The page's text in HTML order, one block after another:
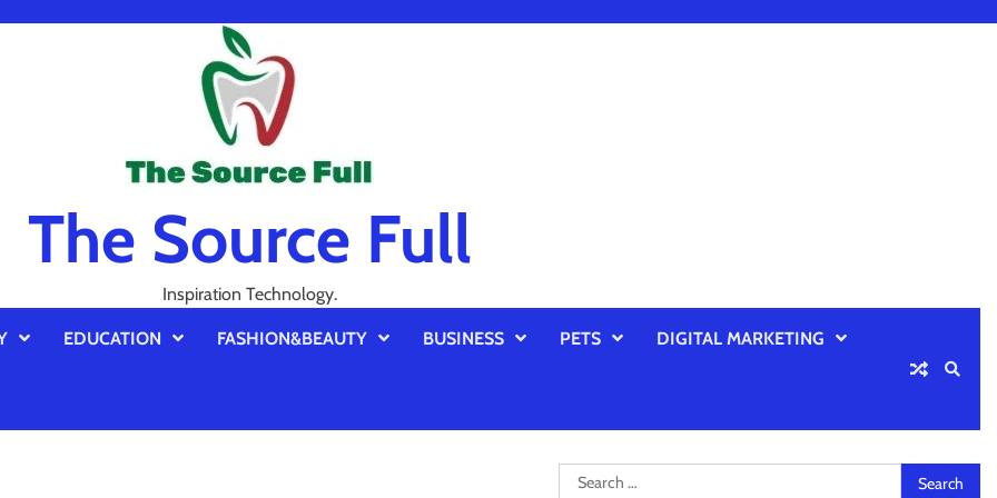
The Source Full
Inspiration Technology.
EDUCATION FASHION&BEAUTY BUSINESS PETS DIGITAL MARKETING
Search